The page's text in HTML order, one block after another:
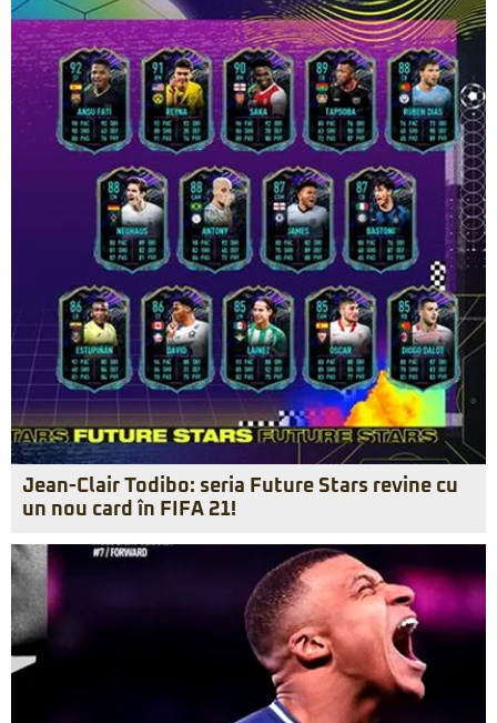
Jean-Clair Todibo: seria Future Stars revine cu
un nou card în FIFA 21!